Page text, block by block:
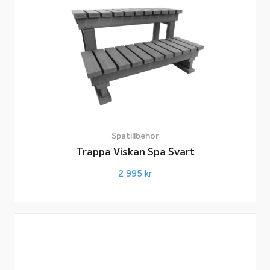
Sittkudde för bäst massageupplevelse
Vissa upplever att de inte sitter optimalt i
spabadssätena trots att de har huvudet ovanför
vattenlinjen. Det kan helt enkelt handla om att man får
sitta och spänna sig för att inte få vatten upp i
ansiktet, eller att massagen inte riktigt kommer åt på
för att säkerställa att man kan sitta bekvämt och
avslappnat och samtidigt få skön och effektiv
Spatillbehör
Trappa Viskan Spa Svart
2 995 kr